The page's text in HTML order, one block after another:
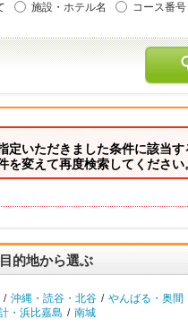
施設・ホテル名 コース番号
定いただきました条件に該当
を変えて再度検索してください
的地から選ぶ
/ 沖縄・読谷・北谷 / やんばる・奥間
・浜比嘉島 / 南城